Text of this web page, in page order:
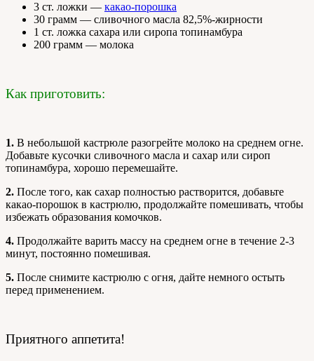
3 ст. ложки — какао-порошка
30 грамм — сливочного масла 82,5%-жирности
1 ст. ложка сахара или сиропа топинамбура
200 грамм — молока
Как приготовить:
1. В небольшой кастрюле разогрейте молоко на среднем огне.
Добавьте кусочки сливочного масла и сахар или сироп
топинамбура, хорошо перемешайте.
2. После того, как сахар полностью растворится, добавьте
какао-порошок в кастрюлю, продолжайте помешивать, чтобы
избежать образования комочков.
4. Продолжайте варить массу на среднем огне в течение 2-3
минут, постоянно помешивая.
5. После снимите кастрюлю с огня, дайте немного остыть
перед применением.
Приятного аппетита!